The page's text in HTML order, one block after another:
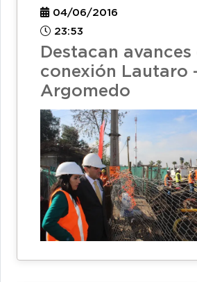
04/06/2016
23:53
Destacan avances
conexión Lautaro
Argomedo